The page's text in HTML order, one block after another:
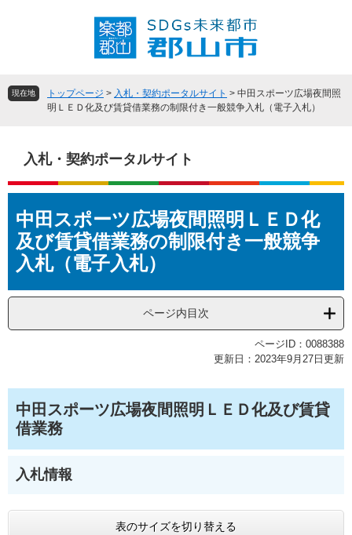
頭
飛
へ
現在地 トップページ > 入札・契約ポータルサイト > 中田スポーツ広場夜間照
明ＬＥＤ化及び賃貸借業務の制限付き一般競争入札（電子入札）
入札・契約ポータルサイト
文中田スポーツ広場夜間照明ＬＥＤ化
及び賃貸借業務の制限付き一般競争
入札（電子入札）
ページ内目次
ページID：0088388
更新日：2023年9月27日更新
中田スポーツ広場夜間照明ＬＥＤ化及び賃貸
借業務
入札情報
表のサイズを切り替える